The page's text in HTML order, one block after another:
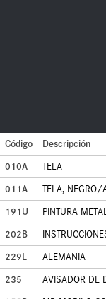
Código
Descripción
010A
TELA
011A
TELA, NEGRO/
191U
PINTURA
202B
229L
ALEMANIA
235
AVISADOR DE